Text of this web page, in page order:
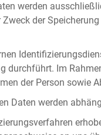
werden
der
durchführt. Im
der Person sowie
Daten werden